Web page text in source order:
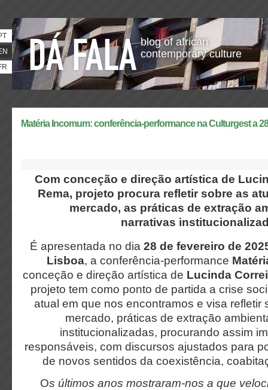
blog of african
contemporary culture
Matéria Incomum: conferência-performance na Culturgest a
Com conceção e direção artística de
Rema, projeto procura refletir sobre as
mercado, as práticas de extração
narrativas
É apresentada no dia 28 de fevereiro de
Lisboa, a conferência-performance
conceção e direção artística de Lucinda
projeto tem como ponto de partida a crise
atual em que nos encontramos e visa refletir
mercado, práticas de extração
institucionalizadas, procurando assim
responsáveis, com discursos ajustados para
de novos sentidos da coexistência,
Os últimos anos mostraram-nos a que